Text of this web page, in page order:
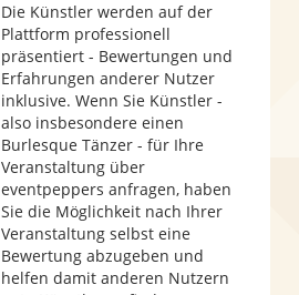
Die Künstler werden auf der
Plattform professionell
präsentiert - Bewertungen und
Erfahrungen anderer Nutzer
inklusive. Wenn Sie Künstler -
also insbesondere einen
Burlesque Tänzer - für Ihre
Veranstaltung über
eventpeppers anfragen, haben
Sie die Möglichkeit nach Ihrer
Veranstaltung selbst eine
Bewertung abzugeben und
helfen damit anderen Nutzern